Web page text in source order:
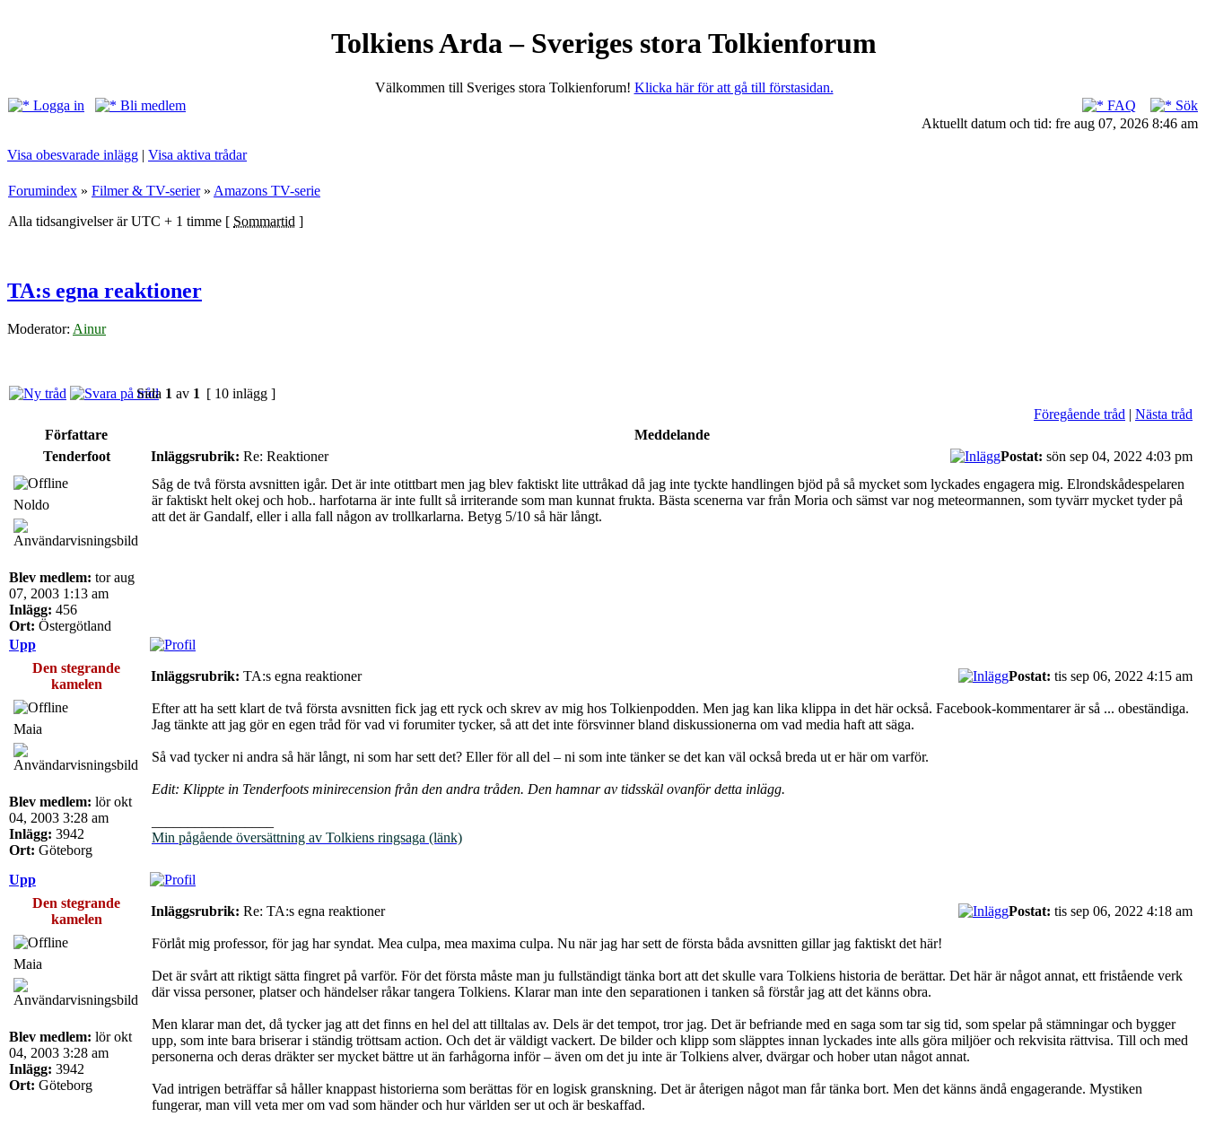
Tolkiens Arda – Sveriges stora Tolkienforum
Välkommen till Sveriges stora Tolkienforum! Klicka här för att gå till förstasidan.
Logga in
Bli medlem FAQ
Sök
Aktuellt datum och tid: fre aug 07, 2026 8:46 am
Visa obesvarade inlägg | Visa aktiva trådar
Forumindex » Filmer & TV-serier» Amazons TV-serie
Alla tidsangivelser är UTC + 1 timme [ Sommartid ]
TA:s egna reaktioner
Moderator: Ainur
Sida 1 av 1 [ 10 inlägg ]
Föregående tråd | Nästa tråd
Författare
Meddelande
Tenderfoot
Inläggsrubrik: Re: Reaktioner Postat: sön sep 04, 2022 4:03 pm
Noldo
Blev medlem: tor aug
07, 2003 1:13 am
Inlägg: 456
Ort: Östergötland
Såg de två första avsnitten igår. Det är inte otittbart men jag blev faktiskt lite uttråkad då jag inte tyckte handlingen bjöd på så mycket som lyckades engagera mig. Elrondskådespelaren
är faktiskt helt okej och hob.. harfotarna är inte fullt så irriterande som man kunnat frukta. Bästa scenerna var från Moria och sämst var nog meteormannen, som tyvärr mycket tyder på
att det är Gandalf, eller i alla fall någon av trollkarlarna. Betyg 5/10 så här långt.
Upp
Den stegrande
kamelen
Inläggsrubrik: TA:s egna reaktioner Postat: tis sep 06, 2022 4:15 am
Maia
Blev medlem: lör okt
04, 2003 3:28 am
Inlägg: 3942
Ort: Göteborg
Efter att ha sett klart de två första avsnitten fick jag ett ryck och skrev av mig hos Tolkienpodden. Men jag kan lika klippa in det här också. Facebook-kommentarer är så ... obeständiga.
Jag tänkte att jag gör en egen tråd för vad vi forumiter tycker, så att det inte försvinner bland diskussionerna om vad media haft att säga.
Så vad tycker ni andra så här långt, ni som har sett det? Eller för all del – ni som inte tänker se det kan väl också breda ut er här om varför.
Edit: Klippte in Tenderfoots minirecension från den andra tråden. Den hamnar av tidsskäl ovanför detta inlägg.
Min pågående översättning av Tolkiens ringsaga (länk)
Upp
Den stegrande
kamelen
Inläggsrubrik: Re: TA:s egna reaktioner Postat: tis sep 06, 2022 4:18 am
Maia
Blev medlem: lör okt
04, 2003 3:28 am
Inlägg: 3942
Ort: Göteborg
Förlåt mig professor, för jag har syndat. Mea culpa, mea maxima culpa. Nu när jag har sett de första båda avsnitten gillar jag faktiskt det här!
Det är svårt att riktigt sätta fingret på varför. För det första måste man ju fullständigt tänka bort att det skulle vara Tolkiens historia de berättar. Det här är något annat, ett fristående verk
där vissa personer, platser och händelser råkar tangera Tolkiens. Klarar man inte den separationen i tanken så förstår jag att det känns obra.
Men klarar man det, då tycker jag att det finns en hel del att tilltalas av. Dels är det tempot, tror jag. Det är befriande med en saga som tar sig tid, som spelar på stämningar och bygger
upp, som inte bara briserar i ständig tröttsam action. Och det är väldigt vackert. De bilder och klipp som släpptes innan lyckades inte alls göra miljöer och rekvisita rättvisa. Till och med
personerna och deras dräkter ser mycket bättre ut än farhågorna inför – även om det ju inte är Tolkiens alver, dvärgar och hober utan något annat.
Vad intrigen beträffar så håller knappast historierna som berättas för en logisk granskning. Det är återigen något man får tänka bort. Men det känns ändå engagerande. Mystiken
fungerar, man vill veta mer om vad som händer och hur världen ser ut och är beskaffad.